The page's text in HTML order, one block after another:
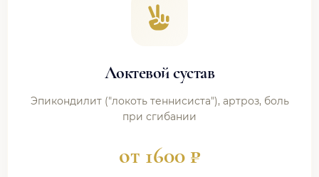
Локтевой сустав
Эпикондилит ("локоть теннисиста"), артроз, боль
при сгибании
от 1600 ₽